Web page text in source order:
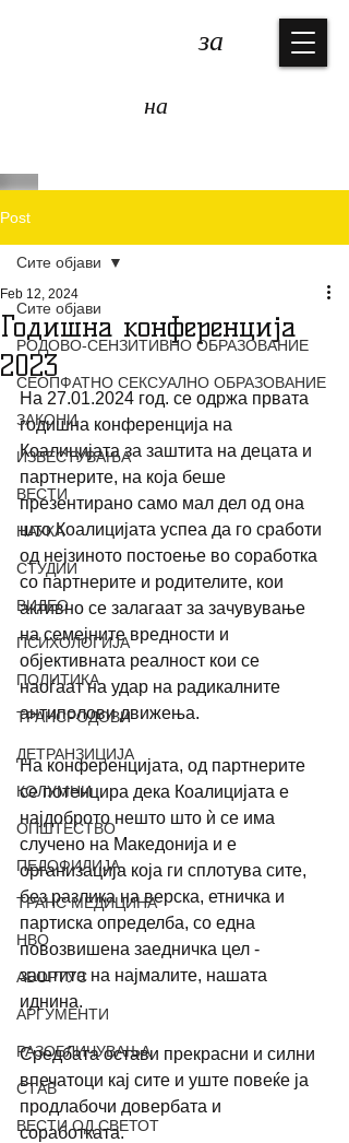
за
на
Post
Сите објави
РОДОВО-СЕНЗИТИВНО ОБРАЗОВАНИЕ
СЕОПФАТНО СЕКСУАЛНО ОБРАЗОВАНИЕ
ЗАКОНИ
ИЗВЕСТУВАЊА
ВЕСТИ
НАУКА
СТУДИИ
ВИДЕО
ПСИХОЛОГИЈА
ПОЛИТИКА
ТРАНСРОДОВИ
ДЕТРАНЗИЦИЈА
КОЛУМНИ
ОПШТЕСТВО
ПЕДОФИЛИЈА
ТРАНС МЕДИЦИНА
НВО
АБОРТУС
АРГУМЕНТИ
РАЗОБЛИЧУВАЊА
СТАВ
ВЕСТИ ОД СВЕТОТ
Сите објави
Годишна конференција
2023
Feb 12, 2024
На 27.01.2024 год. се одржа првата
годишна конференција на
Коалицијата за заштита на децата и
партнерите, на која беше
презентирано само мал дел од она
што Коалицијата успеа да го сработи
од нејзиното постоење во соработка
со партнерите и родителите, кои
активно се залагаат за зачувување
на семејните вредности и
објективната реалност кои се
наоѓаат на удар на радикалните
антиполови движења.
На конференцијата, од партнерите
се потенцира дека Коалицијата е
најдоброто нешто што ѝ се има
случено на Македонија и е
организација која ги сплотува сите,
без разлика на верска, етничка и
партиска определба, со една
повозвишена заедничка цел -
заштита на најмалите, нашата
иднина.
Средбата остави прекрасни и силни
впечатоци кај сите и уште повеќе ја
продлабочи довербата и
соработката.